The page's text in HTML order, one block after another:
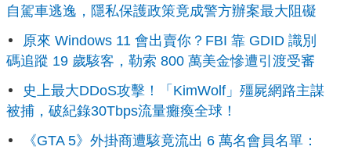
自駕車逃逸，隱私保護政策竟成警方辦案最大阻礙
原來 Windows 11 會出賣你？FBI 靠 GDID 識別
碼追蹤 19 歲駭客，勒索 800 萬美金慘遭引渡受審
史上最大DDoS攻擊！「KimWolf」殭屍網路主謀
被捕，破紀錄30Tbps流量癱瘓全球！
《GTA 5》外掛商遭駭竟流出 6 萬名會員名單：